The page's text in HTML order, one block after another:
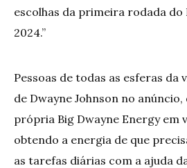
escolhas da primeira rodada
2024.”
Pessoas de todas as esferas da
de Dwayne Johnson no
própria Big Dwayne Energy em
obtendo a energia de que
as tarefas diárias com a ajuda